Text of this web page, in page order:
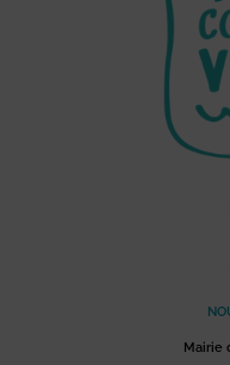
Mairie